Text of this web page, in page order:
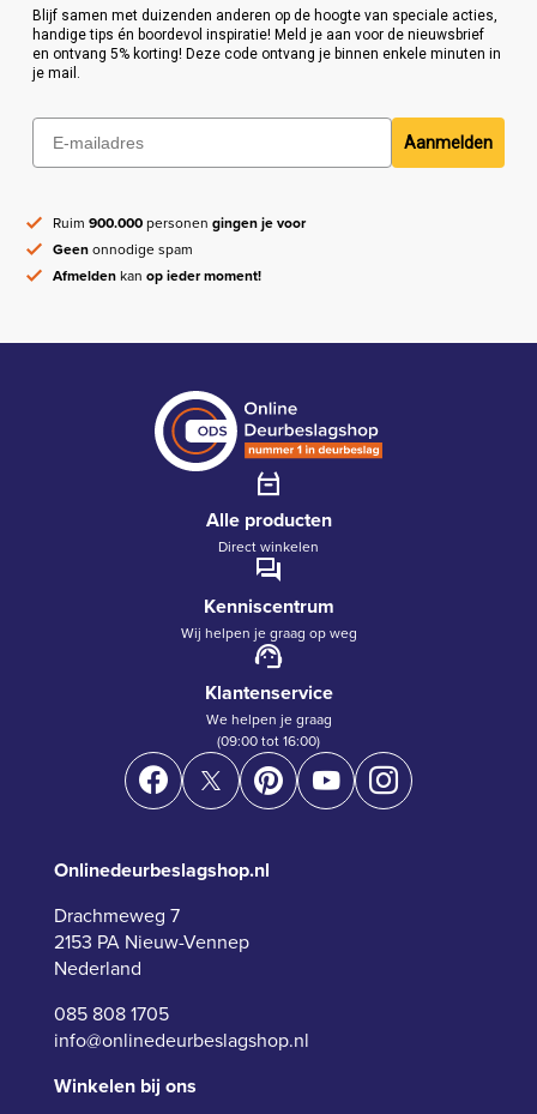
Blijf samen met duizenden anderen op de hoogte van speciale acties,
handige tips én boordevol inspiratie! Meld je aan voor de nieuwsbrief
en ontvang 5% korting! Deze code ontvang je binnen enkele minuten in
je mail.
Aanmelden
Ruim900.000personengingen je voor
Geenonnodige spam
Afmeldenkanop ieder moment!
Alle producten
Direct winkelen
Kenniscentrum
Wij helpen je graag op weg
Klantenservice
We helpen je graag
(09:00 tot 16:00)
Onlinedeurbeslagshop.nl
Drachmeweg 7
2153 PA Nieuw-Vennep
Nederland
085 808 1705
info@onlinedeurbeslagshop.nl
Winkelen bij ons